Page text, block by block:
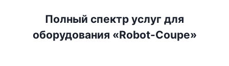
Полный спектр услуг для
оборудования «Robot-Coupe»